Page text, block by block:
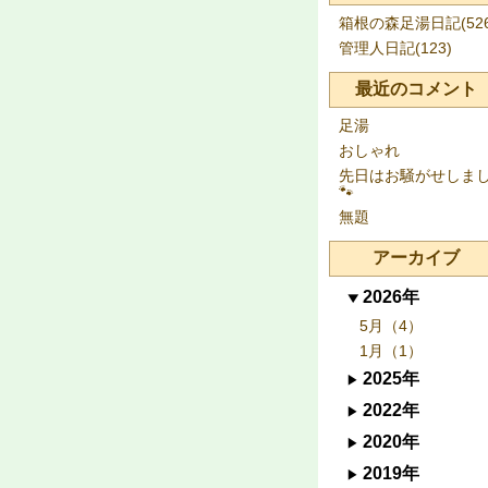
箱根の森足湯日記
管理人日記(123)
最近のコメント
足湯
おしゃれ
先日はお騒がせしま
🐾
無題
アーカイブ
2026年
5月（4）
1月（1）
2025年
2022年
2020年
2019年